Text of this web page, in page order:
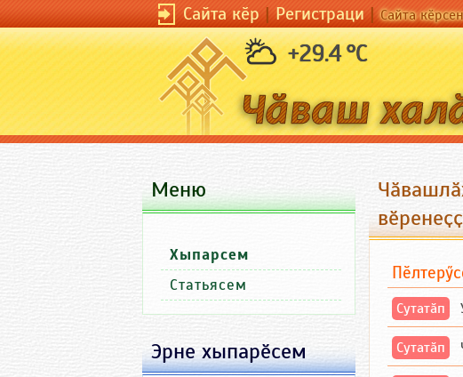
Сайта кӗр|Регистраци|Сайта
+29.4 °C
Сутатӑп
Сутатӑп
Меню
Хыпарсем
Статьясем
Эрне хыпарӗсем